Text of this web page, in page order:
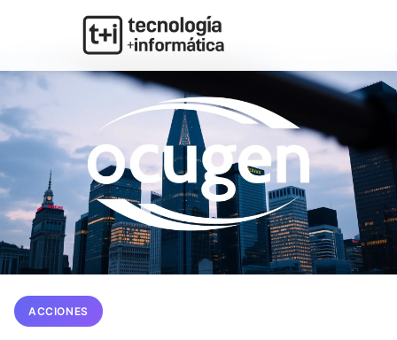
ACCIONES